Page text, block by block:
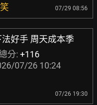
07/29 08:56
好手 周天成本季
分: +116
07/26 10:24
07/26 19:30